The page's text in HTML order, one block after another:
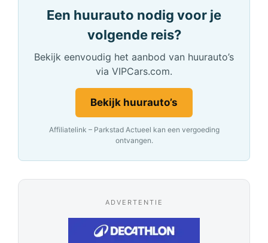
Een huurauto nodig voor je
volgende reis?
Bekijk eenvoudig het aanbod van huurauto’s
via VIPCars.com.
Bekijk huurauto’s
Affiliatelink – Parkstad Actueel kan een vergoeding
ontvangen.
ADVERTENTIE